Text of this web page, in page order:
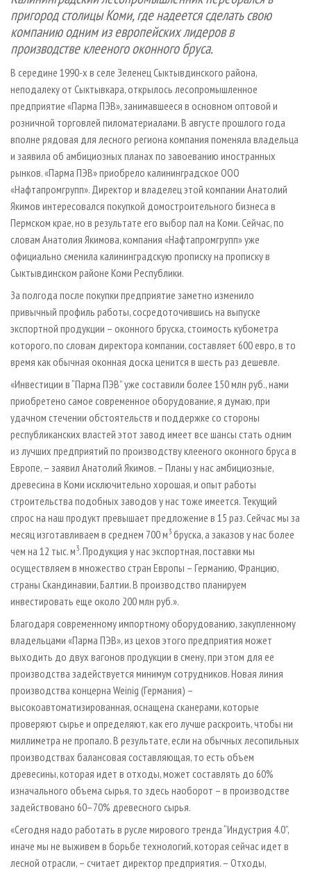
СУШКА ДРЕВЕСИНЫ
ПРОИЗВОДСТВО ДРЕВЕСНЫХ ПЛИТ
ДЕРЕВЯННОЕ ДОМОСТРОЕНИЕ
ПРОИЗВОДСТВО МЕБЕЛИ
БИОЭНЕРГЕТИКА
ЦБП
ИНСТРУМЕНТ И МАТЕРИАЛЫ
ПЕРСОНЫ
МОБИЛЬНЫЕ ВЫСТАВКИ
ОФИЦИАЛЬНЫЕ ДЕЛЕГАЦИИ
ПРИОРИТЕТНЫЕ ИНВЕСТПРОЕКТЫ
RUSSIAN FORESTRY REVIEW
ГАЗЕТА ЛЕСПРОМФОРУМ
БИБЛИОТЕКА СПЕЦИАЛИСТА
КОНТАКТЫ
РЕКЛАМА
РЕКЛАМА НА САЙТЕ
пригород столицы Коми, где надеется сделать свою
компанию одним из европейских лидеров в
производстве клееного оконного бруса.
В середине 1990-х в селе Зеленец Сыктывдинского района,
неподалеку от Сыктывкара, открылось лесопромышленное
предприятие «Парма ПЭВ», занимавшееся в основном оптовой и
розничной торговлей пиломатериалами. В августе прошлого года
вполне рядовая для лесного региона компания поменяла владельца
и заявила об амбициозных планах по завоеванию иностранных
рынков. «Парма ПЭВ» приобрело калининградское ООО
«Нафтапромгрупп». Директор и владелец этой компании Анатолий
Якимов интересовался покупкой домостроительного бизнеса в
Пермском крае, но в результате его выбор пал на Коми. Сейчас, по
словам Анатолия Якимова, компания «Нафтапромгрупп» уже
официально сменила калининградскую прописку на прописку в
Сыктывдинском районе Коми Республики.
За полгода после покупки предприятие заметно изменило
привычный профиль работы, сосредоточившись на выпуске
экспортной продукции – оконного бруска, стоимость кубометра
которого, по словам директора компании, составляет 600 евро, в то
время как обычная оконная доска ценится в шесть раз дешевле.
«Инвестиции в “Парма ПЭВ” уже составили более 150 млн руб., нами
приобретено самое современное оборудование, я думаю, при
удачном стечении обстоятельств и поддержке со стороны
республиканских властей этот завод имеет все шансы стать одним
из лучших предприятий по производству клееного оконного бруса в
Европе, – заявил Анатолий Якимов. – Планы у нас амбициозные,
древесина в Коми исключительно хорошая, и опыт работы
строительства подобных заводов у нас тоже имеется. Текущий
спрос на наш продукт превышает предложение в 15 раз. Сейчас мы за
месяц изготавливаем в среднем 700 м3 бруска, а заказов у нас более
чем на 12 тыс. м3. Продукция у нас экспортная, поставки мы
осуществляем в множество стран Европы – Германию, Францию,
страны Скандинавии, Балтии. В производство планируем
инвестировать еще около 200 млн руб.».
Благодаря современному импортному оборудованию, закупленному
владельцами «Парма ПЭВ», из цехов этого предприятия может
выходить до двух вагонов продукции в смену, при этом для ее
производства задействуется минимум сотрудников. Новая линия
производства концерна Weinig (Германия) –
высокоавтоматизированная, оснащена сканерами, которые
проверяют сырье и определяют, как его лучше раскроить, чтобы ни
миллиметра не пропало. В результате, если на обычных лесопильных
производствах балансовая составляющая, то есть объем
древесины, которая идет в отходы, может составлять до 60%
изначального объема сырья, то здесь наоборот – в производстве
задействовано 60–70% древесного сырья.
«Сегодня надо работать в русле мирового тренда “Индустрия 4.0”,
иначе мы не выживем в борьбе технологий, которая сейчас идет в
лесной отрасли, – считает директор предприятия. – Отходы,